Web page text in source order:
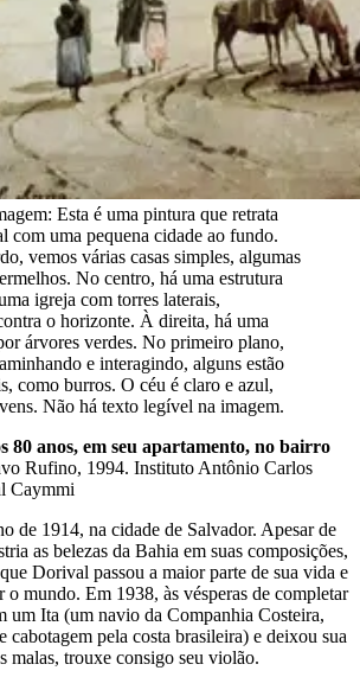
Esta é uma pintura que retrata
com uma pequena cidade ao fundo.
vemos várias casas simples, algumas
No centro, há uma estrutura
igreja com torres laterais,
o horizonte. À direita, há uma
árvores verdes. No primeiro plano,
e interagindo, alguns estão
como burros. O céu é claro e azul,
Não há texto legível na imagem.
80 anos, em seu apartamento, no bairro
Rufino, 1994. Instituto Antônio Carlos
Caymmi
de 1914, na cidade de Salvador. Apesar de
as belezas da Bahia em suas composições,
Dorival passou a maior parte de sua vida e
o mundo. Em 1938, às vésperas de completar
um Ita (um navio da Companhia Costeira,
cabotagem pela costa brasileira) e deixou sua
malas, trouxe consigo seu violão.